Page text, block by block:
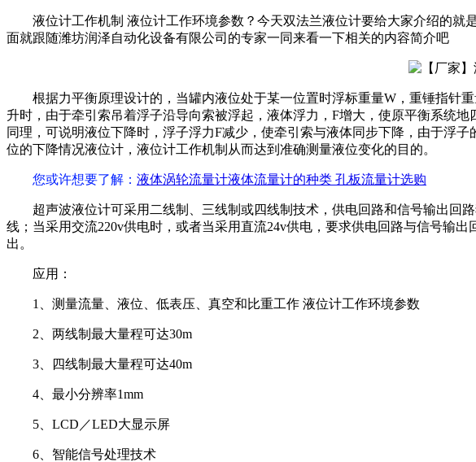
液位计工作机制 液位计工作环境参数？今天双法兰液位计要给大家介绍的
面就跟随潍坊润泽自动化设备有限公司的专家一同来看一下相关的内容简介吧
根据力平衡原理设计的，当罐内液位处于某一位置时浮标重量W，重锤指针
升时，由于牵引索吊着浮子沿导向索被浮起，液体浮力，F增大，使原平衡系统
同理，可说明液位下降时，浮子浮力F减少，使牵引索与液体同步下降，由于浮
位的下降情况液位计，液位计工作机制从而达到准确测量液位变化的目的。
您或许想要了解 ： 液体涡轮流量计液体流量计的种类 孔板流量计选购
超声波液位计可采用二线制、三线制或四线制技术，供电回路和信号输出回
线；当采用交流220v供电时，或者当采用直流24v供电，要求供电回路与信号输
出。
应用：
1、测量流量、液位、低表压、真空和比重工作 液位计工作环境参数
2、两线制最大量程可达30m
3、四线制最大量程可达40m
4、最小分辨率1mm
5、LCD／LED大显示屏
6、智能信号处理技术